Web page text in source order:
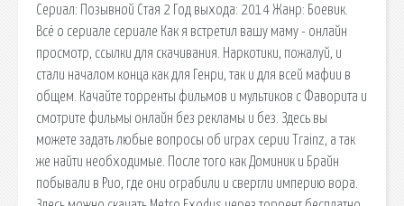
Сериал: Позывной Стая 2 Год выхода: 2014 Жанр: Боевик.
Всё о сериале сериале Как я встретил вашу маму - онлайн
просмотр, ссылки для скачивания. Наркотики, пожалуй, и
стали началом конца как для Генри, так и для всей мафии в
общем. Качайте торренты фильмов и мультиков с Фаворита и
смотрите фильмы онлайн без рекламы и без. Здесь вы
можете задать любые вопросы об играх серии Trainz, а так
же найти необходимые. После того как Доминик и Брайн
побывали в Рио, где они ограбили и свергли империю вора.